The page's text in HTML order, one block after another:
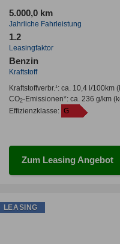
5.000,0 km
Jahrliche Fahrleistung
1.2
Leasingfaktor
Benzin
Kraftstoff
Kraftstoffverbr.¹: ca. 10,4 l/100km
CO2-Emissionen*: ca. 236 g/km
Effizienzklasse: G
Zum Leasing Angebot
LEASING